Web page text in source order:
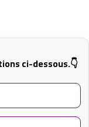
ci-dessous.👇